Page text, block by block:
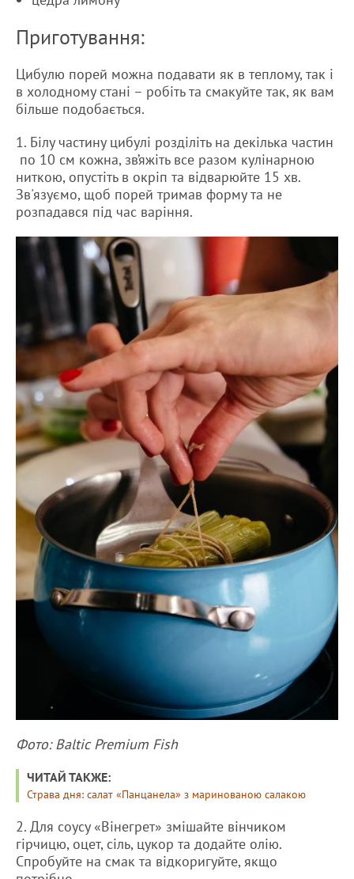
Приготування:
Цибулю порей можна подавати як в теплому, так і
в холодному стані – робіть та смакуйте так, як вам
більше подобається.
1. Білу частину цибулі розділіть на декілька частин
по 10 см кожна, зв’яжіть все разом кулінарною
ниткою, опустіть в окріп та відварюйте 15 хв.
Зв'язуємо, щоб порей тримав форму та не
розпадався під час варіння.
Фото: Baltic Premium Fish
ЧИТАЙ ТАКЖЕ:
Страва дня: салат «Панцанела» з маринованою салакою
2. Для соусу «Вінегрет» змішайте вінчиком
гірчицю, оцет, сіль, цукор та додайте олію.
Спробуйте на смак та відкоригуйте, якщо